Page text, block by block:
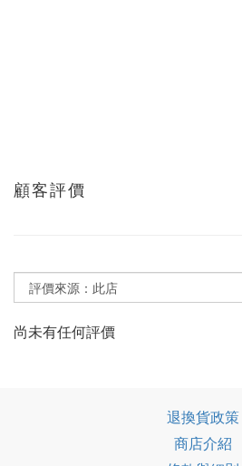
顧客評價
尚未有任何評價
退換貨政策
商店介紹